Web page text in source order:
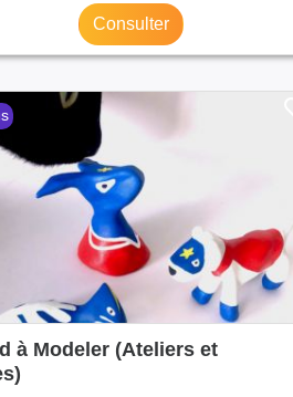
Consulter
à Modeler (Ateliers et